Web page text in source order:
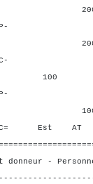
200
200
100
100
Est
donneur -